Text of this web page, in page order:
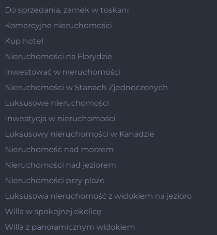
Do sprzedania, zamek w toskani
Komercyjne nieruchomości
Kup hotel
Nieruchomości na Florydzie
Inwestować w nieruchomości
Nieruchomości w Stanach Zjednoczonych
Luksusowe nieruchomości
Inwestycja w nieruchomości
Luksusowy nieruchomości w Kanadzie
Nieruchomość nad morzem
Nieruchomości nad jeziorem
Nieruchomości przy plaże
Luksusowa nieruchomość z widokiem na jezioro
Willa w spokojnej okolicę
Willa z panoramicznym widokiem